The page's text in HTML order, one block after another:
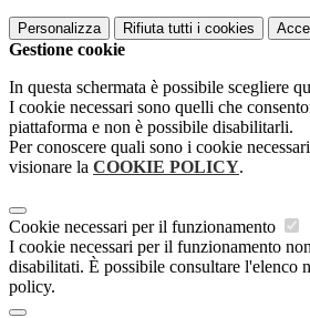
Personalizza Rifiuta tutti i cookies
Gestione cookie
In questa schermata è possibile scegliere
I cookie necessari sono quelli che
piattaforma e non è possibile disabilitarli.
Per conoscere quali sono i cookie
visionare la COOKIE POLICY.
Cookie necessari per il funzionamento
I cookie necessari per il funzionamento
disabilitati. È possibile consultare l'elenco
policy.